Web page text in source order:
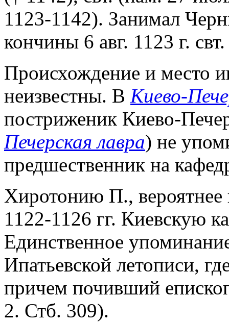
1123-1142). Занимал
кончины 6 авг. 1123 г.
Происхождение и место
неизвестны. В Киево-
постриженик Киево-
Печерская лавра) не
предшественник на
Хиротонию П., вероятнее
1122-1126 гг. Киевскую
Единственное
Ипатьевской летописи,
причем почивший
2. Стб. 309).